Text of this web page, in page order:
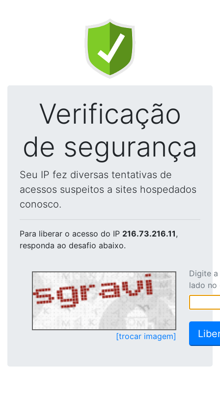
Verificação
de segurança
Seu IP fez diversas tentativas de
acessos suspeitos a sites hospedados
conosco.
Para liberar o acesso do IP 216.73.216.11,
responda ao desafio abaixo.
[trocar imagem]
Digite
lado no